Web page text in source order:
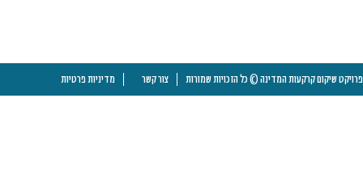
פרויקט שיקום קרקעות המדינה © כל הזכויות שמורות צור קשר מדיניות פרטיות